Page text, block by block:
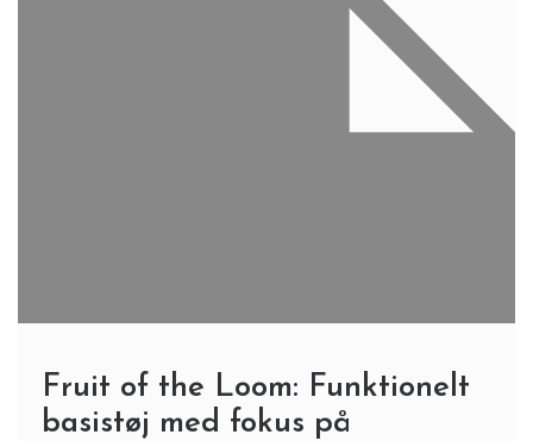
Fruit of the Loom: Funktionelt
basistøj med fokus på